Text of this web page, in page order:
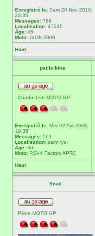
Enregistré le: Sam 20 Nov 2010,
23:35
Messages: 768
Localisation: 47230
Âge: 45
Moto: zx10r 2008
Haut
pat le kine
Conducteur MOTO GP
Enregistré le: Mer 02 Avr 2008,
19:35
Messages: 561
Localisation: saint lys
Âge: 60
Moto: RSV4 Factory APRC
Haut
Snail
Pilote MOTO GP